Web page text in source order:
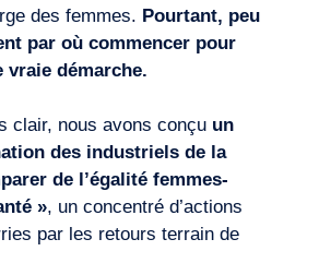
des femmes. Pourtant, peu
par où commencer pour
démarche.
clair, nous avons conçu un
des industriels de la
de l’égalité femmes-
», un concentré d’actions
par les retours terrain de